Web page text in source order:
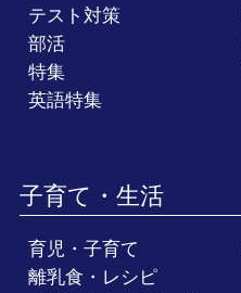
テスト対策
部活
特集
英語特集
子育て・生活
育児・子育て
離乳食・レシピ